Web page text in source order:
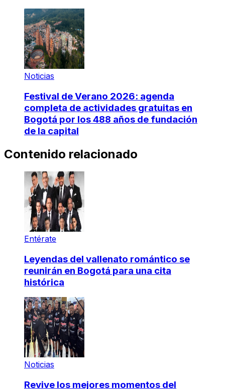
Noticias
Festival de Verano 2026: agenda
completa de actividades gratuitas en
Bogotá por los 488 años de fundación
de la capital
Contenido relacionado
Entérate
Leyendas del vallenato romántico se
reunirán en Bogotá para una cita
histórica
Noticias
Revive los mejores momentos del